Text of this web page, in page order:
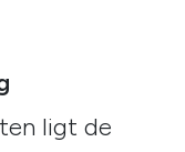
ligt de